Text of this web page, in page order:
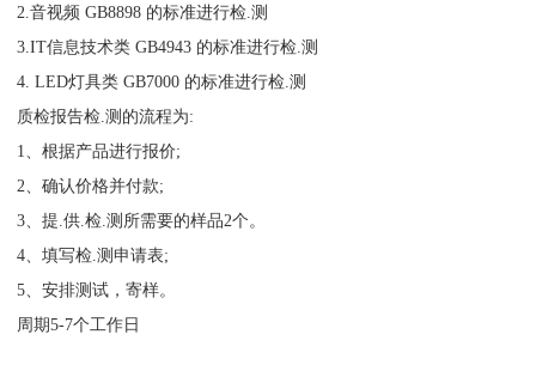
2.音视频 GB8898 的标准进行检.测
3.IT信息技术类 GB4943 的标准进行检.测
4. LED灯具类 GB7000 的标准进行检.测
质检报告检.测的流程为:
1、根据产品进行报价;
2、确认价格并付款;
3、提.供.检.测所需要的样品2个。
4、填写检.测申请表;
5、安排测试，寄样。
周期5-7个工作日